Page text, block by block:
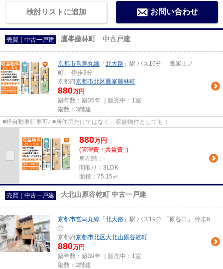
検討リストに追加 お問い合わせ
売買｜中古一戸建 鷹峯藤林町 中古戸建
京都市営烏丸線 「 北大路 」駅 バス16分 「鷹峯上ノ
町」 停歩3分
京都府京都市北区鷹峯藤林町
880万円
築年数：築35年 ｜販売中： 1室
階数：3階建
■軽自動車駐車可♪ ■居住用だけではなく、収益物件としても！
880万円
(管理費・共益費 -)
所在階：-
間取り：3LDK
面積：75.15㎡
売買｜中古一戸建 大北山原谷乾町 中古一戸建
京都市営烏丸線 「 北大路 」駅 バス19分 「原谷口」 停歩6
分
京都府京都市北区大北山原谷乾町
880万円
築年数：築39年 ｜販売中： 1室
階数：2階建